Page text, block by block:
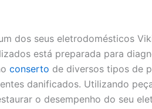
dos seus eletrodomésticos
está preparada para
conserto de diversos tipos de
danificados. Utilizando
o desempenho do seu